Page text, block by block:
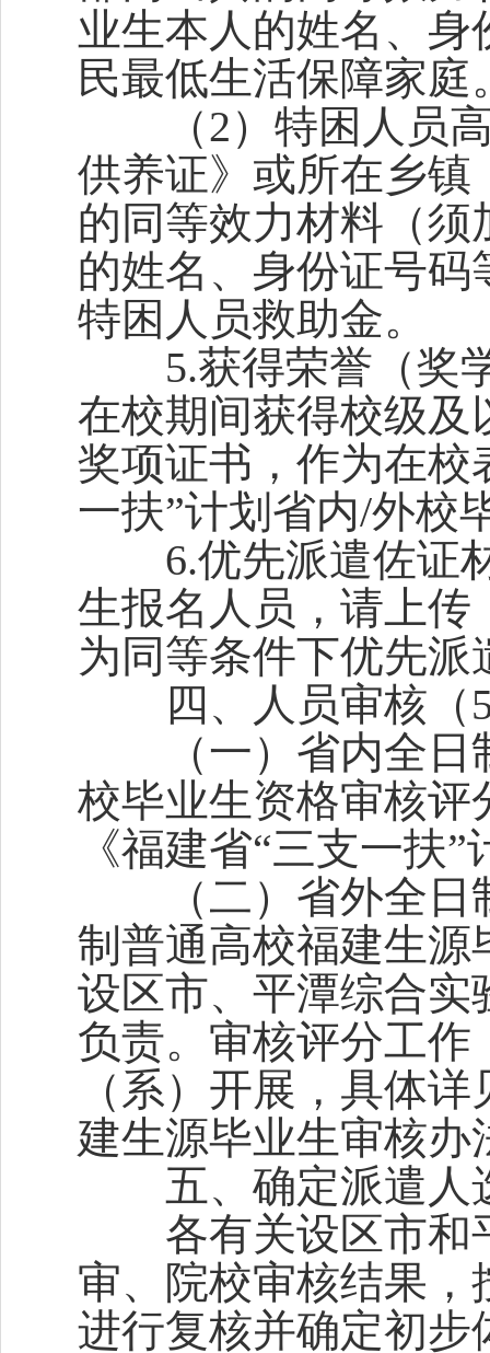
业生本人的姓名、
民最低生活保障家庭
（2）特困人员高
供养证》或所在乡镇
的同等效力材料（
的姓名、身份证号
特困人员救助金。
5.获得荣誉（奖学
在校期间获得校级及
奖项证书，作为在校
一扶”计划省内/外校
6.优先派遣佐证材
生报名人员，请上传
为同等条件下优先派
四、人员审核（5
（一）省内全日
校毕业生资格审核评
《福建省“三支一扶
（二）省外全日
制普通高校福建生源
设区市、平潭综合实
负责。审核评分工
（系）开展，具体
建生源毕业生审核办
五、确定派遣人
各有关设区市和
审、院校审核结果
进行复核并确定初步